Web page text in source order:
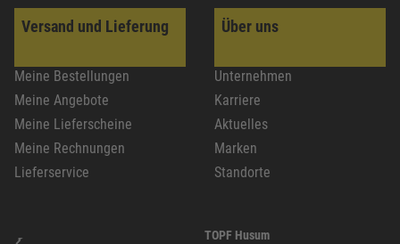
Versand und Lieferung
Meine Bestellungen
Meine Angebote
Meine Lieferscheine
Meine Rechnungen
Lieferservice
Über uns
Unternehmen
Karriere
Aktuelles
Marken
Standorte
TOPF Husum